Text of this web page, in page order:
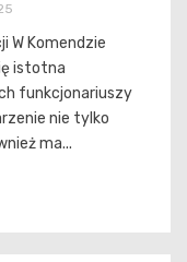
W Komendzie
istotna
funkcjonariuszy
nie tylko
ma...